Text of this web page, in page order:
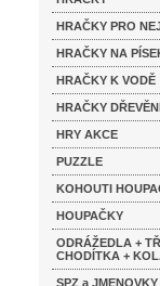
HRAČKY PRO
HRAČKY NA
HRAČKY K VODĚ
HRAČKY
HRY AKCE
PUZZLE
KOHOUTI
HOUPAČKY
ODRÁŽEDLA +
CHODÍTKA +
SPZ a JMENOVKY